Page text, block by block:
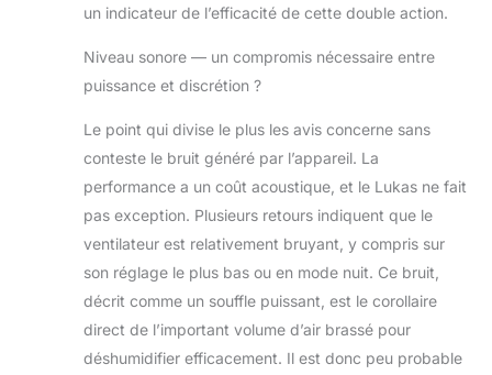
un indicateur de l’efficacité de cette double action.
Niveau sonore — un compromis nécessaire entre
puissance et discrétion ?
Le point qui divise le plus les avis concerne sans
conteste le bruit généré par l’appareil. La
performance a un coût acoustique, et le Lukas ne fait
pas exception. Plusieurs retours indiquent que le
ventilateur est relativement bruyant, y compris sur
son réglage le plus bas ou en mode nuit. Ce bruit,
décrit comme un souffle puissant, est le corollaire
direct de l’important volume d’air brassé pour
déshumidifier efficacement. Il est donc peu probable